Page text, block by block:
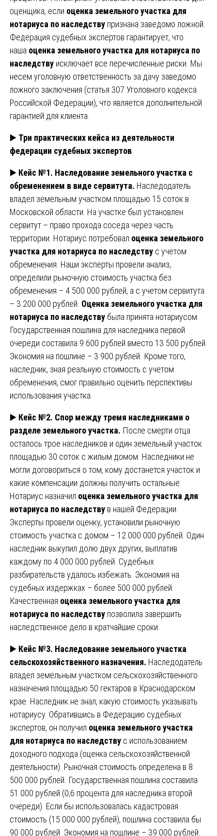
оценщика, если оценка земельного участка для
нотариуса по наследству признана заведомо ложной.
Федерация судебных экспертов гарантирует, что
наша оценка земельного участка для нотариуса по
наследству исключает все перечисленные риски. Мы
несем уголовную ответственность за дачу заведомо
ложного заключения (статья 307 Уголовного кодекса
Российской Федерации), что является дополнительной
гарантией для клиента.
▶️ Три практических кейса из деятельности
федерации судебных экспертов
▶️ Кейс №1. Наследование земельного участка с
обременением в виде сервитута. Наследодатель
владел земельным участком площадью 15 соток в
Московской области. На участке был установлен
сервитут – право прохода соседа через часть
территории. Нотариус потребовал оценка земельного
участка для нотариуса по наследству с учетом
обременения. Наши эксперты провели анализ,
определили рыночную стоимость участка без
обременения – 4 500 000 рублей, а с учетом сервитута
– 3 200 000 рублей. Оценка земельного участка для
нотариуса по наследству была принята нотариусом.
Государственная пошлина для наследника первой
очереди составила 9 600 рублей вместо 13 500 рублей.
Экономия на пошлине – 3 900 рублей. Кроме того,
наследник, зная реальную стоимость с учетом
обременения, смог правильно оценить перспективы
использования участка.
▶️ Кейс №2. Спор между тремя наследниками о
разделе земельного участка. После смерти отца
осталось трое наследников и один земельный участок
площадью 30 соток с жилым домом. Наследники не
могли договориться о том, кому достанется участок и
какие компенсации должны получить остальные.
Нотариус назначил оценка земельного участка для
нотариуса по наследству в нашей Федерации.
Эксперты провели оценку, установили рыночную
стоимость участка с домом – 12 000 000 рублей. Один
наследник выкупил долю двух других, выплатив
каждому по 4 000 000 рублей. Судебных
разбирательств удалось избежать. Экономия на
судебных издержках – более 500 000 рублей.
Качественная оценка земельного участка для
нотариуса по наследству позволила завершить
наследственное дело в кратчайшие сроки.
▶️ Кейс №3. Наследование земельного участка
сельскохозяйственного назначения. Наследодатель
владел земельным участком сельскохозяйственного
назначения площадью 50 гектаров в Краснодарском
крае. Наследник не знал, какую стоимость указывать
нотариусу. Обратившись в Федерацию судебных
экспертов, он получил оценка земельного участка
для нотариуса по наследству с использованием
доходного подхода (оценка сельскохозяйственной
деятельности). Рыночная стоимость определена в 8
500 000 рублей. Государственная пошлина составила
51 000 рублей (0,6 процента для наследника второй
очереди). Если бы использовалась кадастровая
стоимость (15 000 000 рублей), пошлина составила бы
90 000 рублей. Экономия на пошлине – 39 000 рублей.